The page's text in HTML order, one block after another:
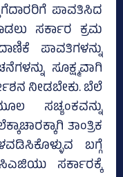
ಪಾವತಿಸಿದ
ಸರ್ಕಾರ ಕ್ರಮ
ಪಾವತಿಗಳನ್ನು
ಸೂಕ್ಷ್ಮವಾಗಿ
ನೀಡಬೇಕು. ಬೆಲೆ
ಸಚ್ಯಂಕವನ್ನು
ತಾಂತ್ರಿಕ
ಬಗ್ಗೆ
ಸರ್ಕಾರಕ್ಕೆ